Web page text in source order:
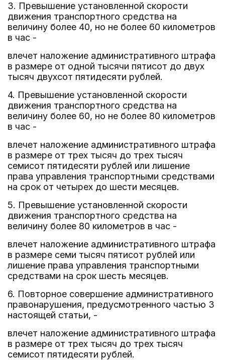
3. Превышение установленной скорости
движения транспортного средства на
величину более 40, но не более 60 километров
в час -
влечет наложение административного штрафа
в размере от одной тысячи пятисот до двух
тысяч двухсот пятидесяти рублей.
4. Превышение установленной скорости
движения транспортного средства на
величину более 60, но не более 80 километров
в час -
влечет наложение административного штрафа
в размере от трех тысяч до трех тысяч
семисот пятидесяти рублей или лишение
права управления транспортными средствами
на срок от четырех до шести месяцев.
5. Превышение установленной скорости
движения транспортного средства на
величину более 80 километров в час -
влечет наложение административного штрафа
в размере семи тысяч пятисот рублей или
лишение права управления транспортными
средствами на срок шесть месяцев.
6. Повторное совершение административного
правонарушения, предусмотренного частью 3
настоящей статьи, -
влечет наложение административного штрафа
в размере от трех тысяч до трех тысяч
семисот пятидесяти рублей.